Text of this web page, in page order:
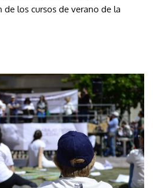
los cursos de verano de la